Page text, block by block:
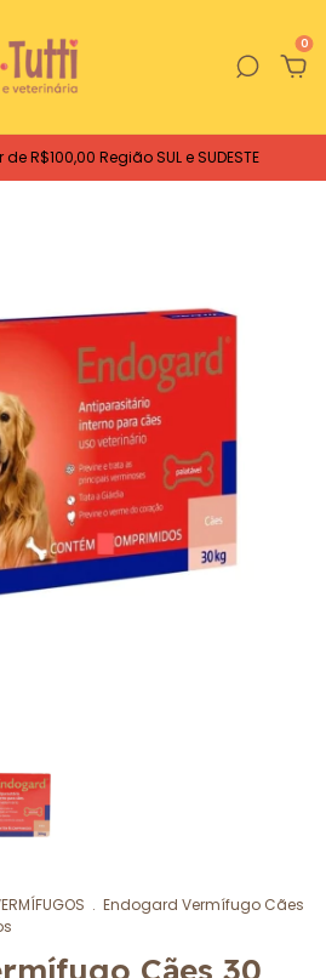
0
de R$100,00 Região SUL e SUDESTE
. Endogard Vermífugo Cães